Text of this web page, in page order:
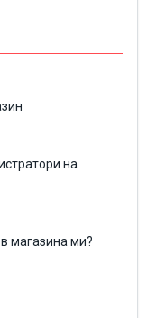
на
магазина ми?